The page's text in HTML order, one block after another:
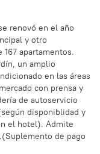
renovó en el año
y otro
apartamentos.
un amplio
en las áreas
con prensa y
de autoservicio
disponiblidad y
el hotel). Admite
de pago